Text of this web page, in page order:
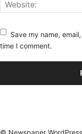
Save my name,
time I comment.